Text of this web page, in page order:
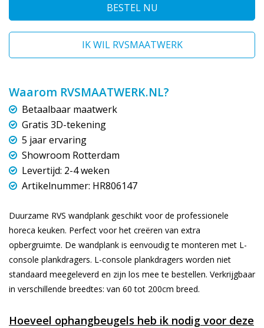
BESTEL NU
IK WIL RVSMAATWERK
Waarom RVSMAATWERK.NL?
Betaalbaar maatwerk
Gratis 3D-tekening
5 jaar ervaring
Showroom Rotterdam
Levertijd: 2-4 weken
Artikelnummer: HR806147
Duurzame RVS wandplank geschikt voor de professionele
horeca keuken. Perfect voor het creëren van extra
opbergruimte. De wandplank is eenvoudig te monteren met L-
console plankdragers. L-console plankdragers worden niet
standaard meegeleverd en zijn los mee te bestellen. Verkrijgbaar
in verschillende breedtes: van 60 tot 200cm breed.
Hoeveel ophangbeugels heb ik nodig voor deze